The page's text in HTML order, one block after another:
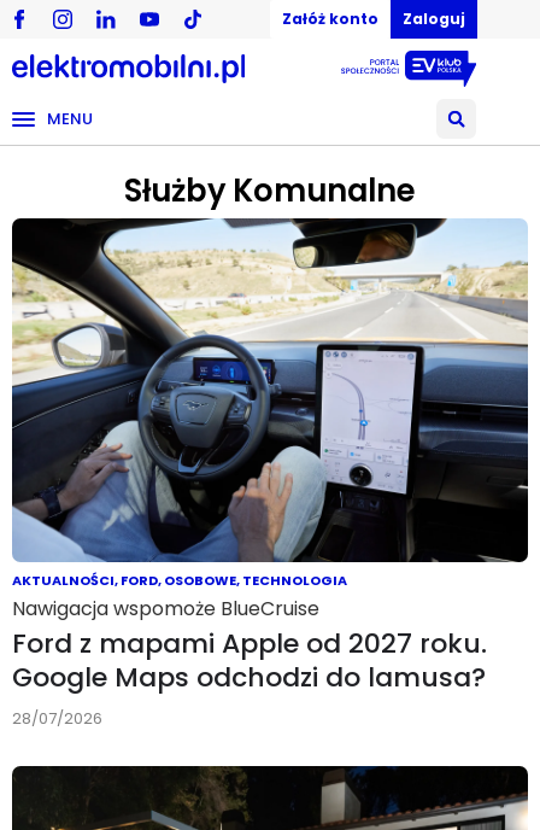
Załóż konto Zaloguj
MENU
Służby Komunalne
AKTUALNOŚCI,FORD,OSOBOWE,TECHNOLOGIA
Nawigacja wspomoże BlueCruise
Ford z mapami Apple od 2027 roku.
Google Maps odchodzi do lamusa?
28/07/2026